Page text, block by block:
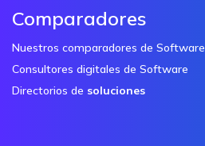
Comparadores
Nuestros comparadores de Software
Consultores digitales de Software
Directorios de soluciones